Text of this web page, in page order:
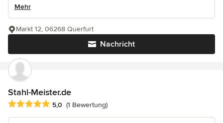
Mehr
Nachricht
Markt 12, 06268 Querfurt
Stahl-Meister.de
Durchschnittliche Bewertung: 5 von 5 Sternen
5,0 (1 Bewertung)